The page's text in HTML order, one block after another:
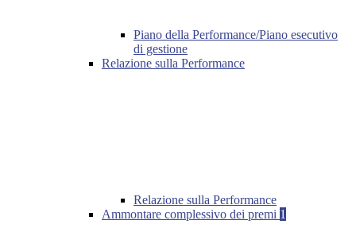
Piano della Performance/Piano esecutivo
di gestione
Relazione sulla Performance
Relazione sulla Performance
Ammontare complessivo dei premi 1